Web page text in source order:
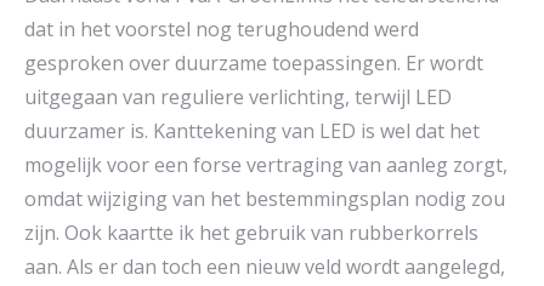
dat in het voorstel nog terughoudend werd
gesproken over duurzame toepassingen. Er wordt
uitgegaan van reguliere verlichting, terwijl LED
duurzamer is. Kanttekening van LED is wel dat het
mogelijk voor een forse vertraging van aanleg zorgt,
omdat wijziging van het bestemmingsplan nodig zou
zijn. Ook kaartte ik het gebruik van rubberkorrels
aan. Als er dan toch een nieuw veld wordt aangelegd,